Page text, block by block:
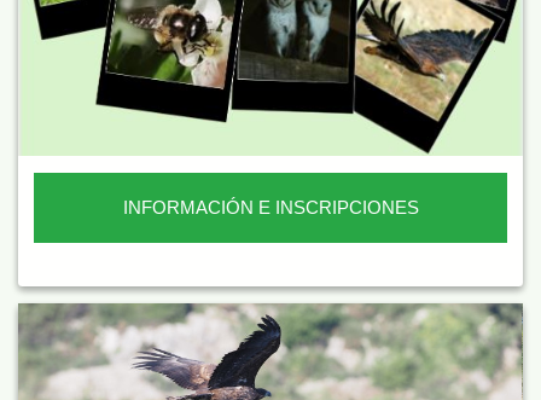
INFORMACIÓN E INSCRIPCIONES